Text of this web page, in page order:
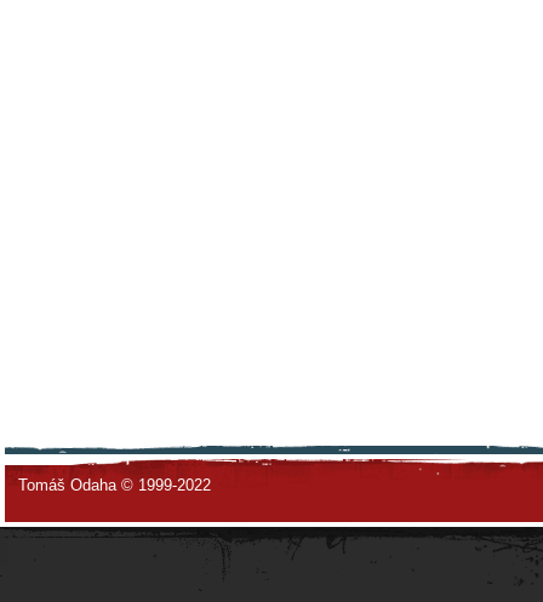
Tomáš Odaha © 1999-2022